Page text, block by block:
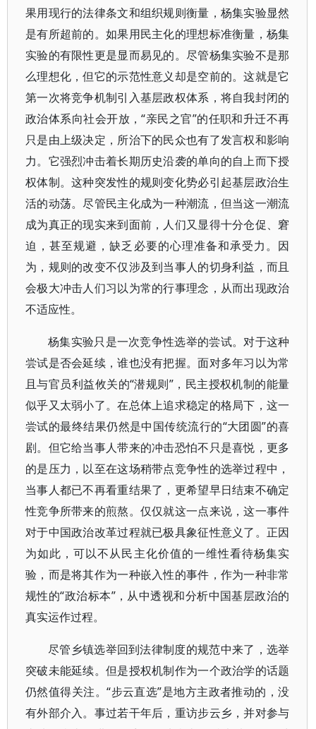
果用现行的法律条文和组织规则衡量，杨集实验显然
是有所超前的。如果用民主化的理想标准衡量，杨集
实验的有限性更是显而易见的。尽管杨集实验不是那
么理想化，但它的示范性意义却是空前的。这就是它
第一次将竞争机制引入基层政权体系，将自我封闭的
政治体系向社会开放，“亲民之官”的任职和升迁不再
只是由上级决定，所治下的民众也有了发言权和影响
力。它强烈冲击着长期历史沿袭的单向的自上而下授
权体制。这种突发性的规则变化势必引起基层政治生
活的动荡。尽管民主化成为一种潮流，但当这一潮流
成为真正的现实来到面前，人们又显得十分仓促、窘
迫，甚至规避，缺乏必要的心理准备和承受力。因
为，规则的改变不仅涉及到当事人的切身利益，而且
会极大冲击人们习以为常的行事理念，从而出现政治
不适应性。
杨集实验只是一次竞争性选举的尝试。对于这种
尝试是否会延续，谁也没有把握。面对多年习以为常
且与官员利益攸关的“潜规则”，民主授权机制的能量
似乎又太弱小了。在总体上追求稳定的格局下，这一
尝试的最终结果仍然是中国传统流行的“大团圆”的喜
剧。但它给当事人带来的冲击恐怕不只是喜悦，更多
的是压力，以至在这场稍带点竞争性的选举过程中，
当事人都已不再看重结果了，更希望早日结束不确定
性竞争所带来的煎熬。仅仅就这一点来说，这一事件
对于中国政治改革过程就已极具象征性意义了。正因
为如此，可以不从民主化价值的一维性看待杨集实
验，而是将其作为一种嵌入性的事件，作为一种非常
规性的“政治标本”，从中透视和分析中国基层政治的
真实运作过程。
尽管乡镇选举回到法律制度的规范中来了，选举
突破未能延续。但是授权机制作为一个政治学的话题
仍然值得关注。“步云直选”是地方主政者推动的，没
有外部介入。事过若干年后，重访步云乡，并对参与